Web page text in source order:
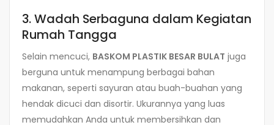
3. Wadah Serbaguna dalam Kegiatan
Rumah Tangga
Selain mencuci, BASKOM PLASTIK BESAR BULAT juga
berguna untuk menampung berbagai bahan
makanan, seperti sayuran atau buah-buahan yang
hendak dicuci dan disortir. Ukurannya yang luas
memudahkan Anda untuk membersihkan dan